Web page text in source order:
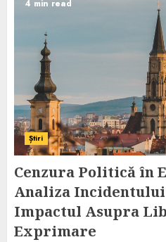
4 min read
Știri
Cenzura Politică în
Analiza
Impactul Asupra
Exprimare